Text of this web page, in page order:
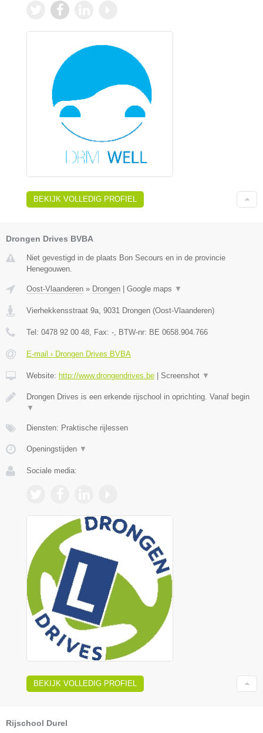
BEKIJK VOLLEDIG PROFIEL
Drongen Drives BVBA
Niet gevestigd in de plaats Bon Secours en in de provincie
Henegouwen.
Oost-Vlaanderen » Drongen Google maps ▼
Vierhekkensstraat 9a, 9031 Drongen (Oost-Vlaanderen)
Tel: 0478 92 00 48, Fax: -, BTW-nr: BE 0658.904.766
E-mail › Drongen Drives BVBA
Website: http://www.drongendrives.be Screenshot ▼
Drongen Drives is een erkende rijschool in oprichting. Vanaf begin
▼
Diensten: Praktische rijlessen
Openingstijden ▼
Sociale media:
BEKIJK VOLLEDIG PROFIEL
Rijschool Durel